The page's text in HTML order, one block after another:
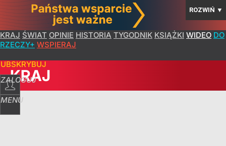
ROZWIŃ ▼
KRAJ ŚWIAT OPINIE HISTORIA TYGODNIK KSIĄŻKI WIDEO DO
RZECZY+ WSPIERAJ
ZALOGUJ
MENU
KRAJ